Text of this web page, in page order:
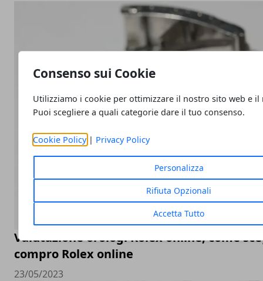
Consenso sui Cookie
Utilizziamo i cookie per ottimizzare il nostro sito web e il
Puoi scegliere a quali categorie dare il tuo consenso.
Cookie Policy| Privacy Policy
Personalizza
Rifiuta Opzionali
Accetta Tutto
Valutazione orologi Rolex online, come
compro Rolex online
23/05/2023